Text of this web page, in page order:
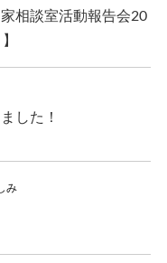
相談室活動報告会20
した！
み